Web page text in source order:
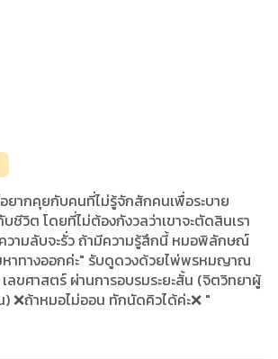
ยากคุยกับคนที่ไม่รู้จักสักคนเพื่อระบาย
ชีวิต โดยที่ไม่ต้องกังวลว่าเขาจะตัดสินเรา
วามลับจะรั่ว ถ้ามีความรู้สึกนี้ หมอพิลักษณ์
าทางออกค่ะ" รับดูดวงด้วยไพ่พรหมญาณ
ลขศาสตร์ ผ่านการอบรมระยะสั้น (จิตวิทยาผู้
❌ถ้าหมอไม่ออน ทักนัดคิวได้ค่ะ❌ "